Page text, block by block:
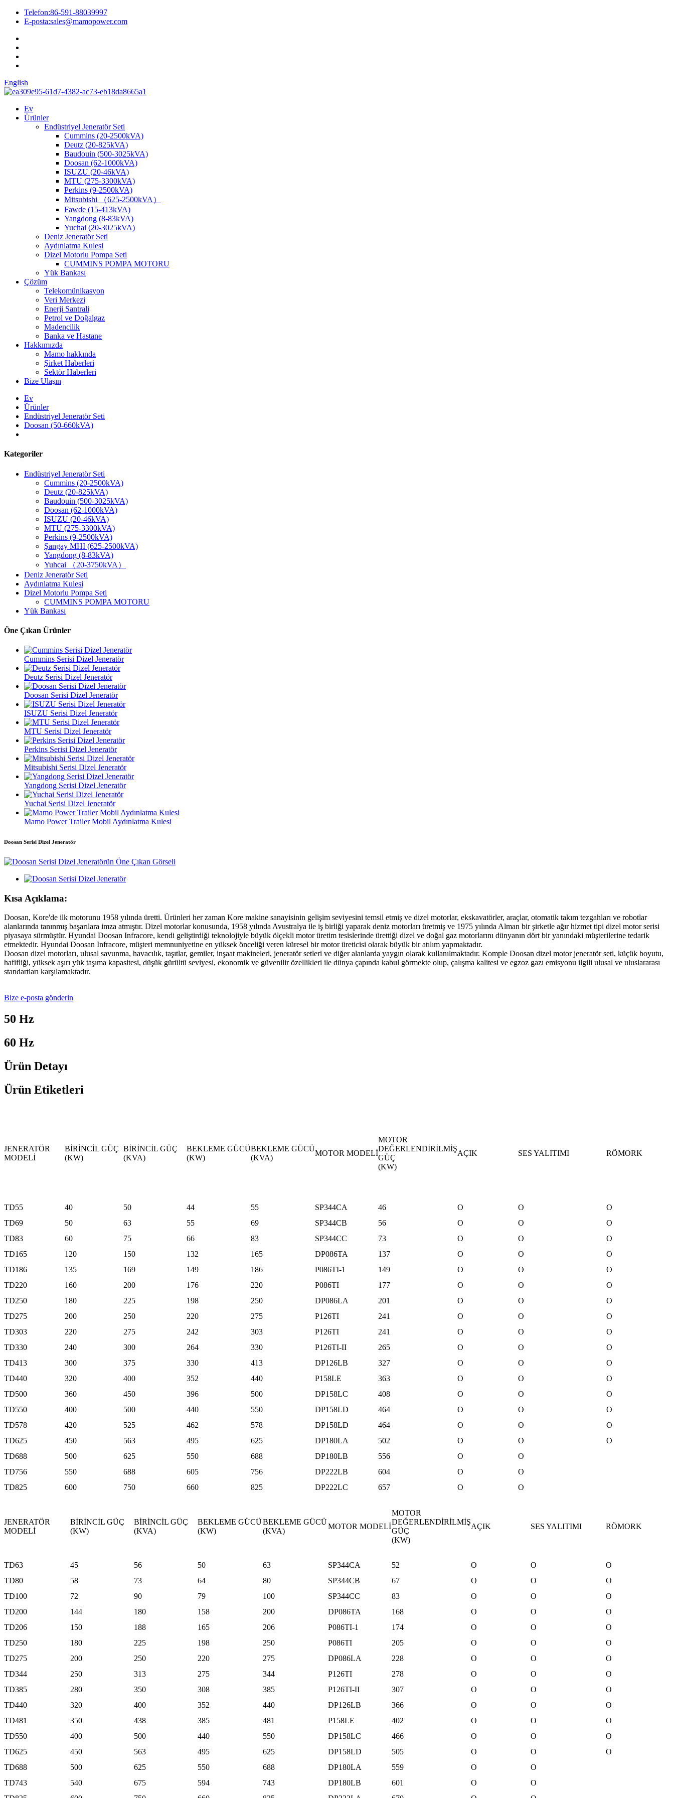
Telefon:86-591-88039997
E-posta:sales@mamopower.com
English
Ev
Ürünler
Endüstriyel Jeneratör Seti
Cummins (20-2500kVA)
Deutz (20-825kVA)
Baudouin (500-3025kVA)
Doosan (62-1000kVA)
ISUZU (20-46kVA)
MTU (275-3300kVA)
Perkins (9-2500kVA)
Mitsubishi （625-2500kVA）
Fawde (15-413kVA)
Yangdong (8-83kVA)
Yuchai (20-3025kVA)
Deniz Jeneratör Seti
Aydınlatma Kulesi
Dizel Motorlu Pompa Seti
CUMMINS POMPA MOTORU
Yük Bankası
Çözüm
Telekomünikasyon
Veri Merkezi
Enerji Santrali
Petrol ve Doğalgaz
Madencilik
Banka ve Hastane
Hakkımızda
Mamo hakkında
Şirket Haberleri
Sektör Haberleri
Bize Ulaşın
Ev
Ürünler
Endüstriyel Jeneratör Seti
Doosan (50-660kVA)
Kategoriler
Endüstriyel Jeneratör Seti
Cummins (20-2500kVA)
Deutz (20-825kVA)
Baudouin (500-3025kVA)
Doosan (62-1000kVA)
ISUZU (20-46kVA)
MTU (275-3300kVA)
Perkins (9-2500kVA)
Şangay MHI (625-2500kVA)
Yangdong (8-83kVA)
Yuhcai （20-3750kVA）
Deniz Jeneratör Seti
Aydınlatma Kulesi
Dizel Motorlu Pompa Seti
CUMMINS POMPA MOTORU
Yük Bankası
Öne Çıkan Ürünler
Cummins Serisi Dizel Jeneratör
Deutz Serisi Dizel Jeneratör
Doosan Serisi Dizel Jeneratör
ISUZU Serisi Dizel Jeneratör
MTU Serisi Dizel Jeneratör
Perkins Serisi Dizel Jeneratör
Mitsubishi Serisi Dizel Jeneratör
Yangdong Serisi Dizel Jeneratör
Yuchai Serisi Dizel Jeneratör
Mamo Power Trailer Mobil Aydınlatma Kulesi
Doosan Serisi Dizel Jeneratör
Kısa Açıklama:
Doosan, Kore'de ilk motorunu 1958 yılında üretti. Ürünleri her zaman Kore makine sanayisinin gelişim seviyesini temsil etmiş ve dizel motorlar, ekskavatörler, araçlar, otomatik takım tezgahları ve robotlar
alanlarında tanınmış başarılara imza atmıştır. Dizel motorlar konusunda, 1958 yılında Avustralya ile iş birliği yaparak deniz motorları üretmiş ve 1975 yılında Alman bir şirketle ağır hizmet tipi dizel motor serisi
piyasaya sürmüştür. Hyundai Doosan Infracore, kendi geliştirdiği teknolojiyle büyük ölçekli motor üretim tesislerinde ürettiği dizel ve doğal gaz motorlarını dünyanın dört bir yanındaki müşterilerine tedarik
etmektedir. Hyundai Doosan Infracore, müşteri memnuniyetine en yüksek önceliği veren küresel bir motor üreticisi olarak büyük bir atılım yapmaktadır.
Doosan dizel motorları, ulusal savunma, havacılık, taşıtlar, gemiler, inşaat makineleri, jeneratör setleri ve diğer alanlarda yaygın olarak kullanılmaktadır. Komple Doosan dizel motor jeneratör seti, küçük boyutu,
hafifliği, yüksek aşırı yük taşıma kapasitesi, düşük gürültü seviyesi, ekonomik ve güvenilir özellikleri ile dünya çapında kabul görmekte olup, çalışma kalitesi ve egzoz gazı emisyonu ilgili ulusal ve uluslararası
standartları karşılamaktadır.
Bize e-posta gönderin
50 Hz
60 Hz
Ürün Detayı
Ürün Etiketleri
JENERATÖR
MODELİ
BİRİNCİL GÜÇ
(KW)
BİRİNCİL GÜÇ
(KVA)
BEKLEME GÜCÜ
(KW)
BEKLEME GÜCÜ
(KVA)
MOTOR MODELİ
MOTOR
DEĞERLENDİRİLMİŞ
GÜÇ
(KW)
AÇIK SES YALITIMI RÖMORK
TD55 40 50 44 55 SP344CA 46 O O
O
TD69
50 63 55 69 SP344CB 56 O O
O
TD83
60 75 66 83 SP344CC 73 O O
O
TD165
120 150 132 165 DP086TA 137 O O
O
TD186
135 169 149 186 P086TI-1 149 O O
O
TD220
160 200 176 220 P086TI 177 O O
O
TD250
180 225 198 250 DP086LA 201 O O
O
TD275
200 250 220 275 P126TI 241 O O
O
TD303
220 275 242 303 P126TI 241 O O
O
TD330
240 300 264 330 P126TI-II 265 O O
O
TD413
300 375 330 413 DP126LB 327 O O
O
TD440
320 400 352 440 P158LE 363 O O
O
TD500
360 450 396 500 DP158LC 408 O O
O
TD550
400 500 440 550 DP158LD 464 O O
O
TD578
420 525 462 578 DP158LD 464 O O
O
TD625
450 563 495 625 DP180LA 502 O O
O
TD688
500 625 550 688 DP180LB 556 O
O
TD756
550 688 605 756 DP222LB 604 O
O
TD825
600 750 660 825 DP222LC 657 O O
JENERATÖR
MODELİ
BİRİNCİL GÜÇ
(KW)
BİRİNCİL GÜÇ
(KVA)
BEKLEME GÜCÜ
(KW)
BEKLEME GÜCÜ
(KVA)
MOTOR MODELİ
MOTOR
DEĞERLENDİRİLMİŞ
GÜÇ
(KW)
AÇIK SES YALITIMI RÖMORK
TD63 45 56 50 63 SP344CA 52 O O
O
TD80
58 73 64 80 SP344CB 67 O O
O
TD100
72 90 79 100 SP344CC 83 O O
O
TD200
144 180 158 200 DP086TA 168 O O
O
TD206
150 188 165 206 P086TI-1 174 O O
O
TD250
180 225 198 250 P086TI 205 O O
O
TD275
200 250 220 275 DP086LA 228 O O
O
TD344
250 313 275 344 P126TI 278 O O
O
TD385
280 350 308 385 P126TI-II 307 O O
O
TD440
320 400 352 440 DP126LB 366 O O
O
TD481
350 438 385 481 P158LE 402 O O
O
TD550
400 500 440 550 DP158LC 466 O O
O
TD625
450 563 495 625 DP158LD 505 O O
O
TD688
500 625 550 688 DP180LA 559 O
O
TD743
540 675 594 743 DP180LB 601 O
O